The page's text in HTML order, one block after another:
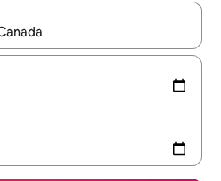
s'affichent, utilisez les flèches vers le